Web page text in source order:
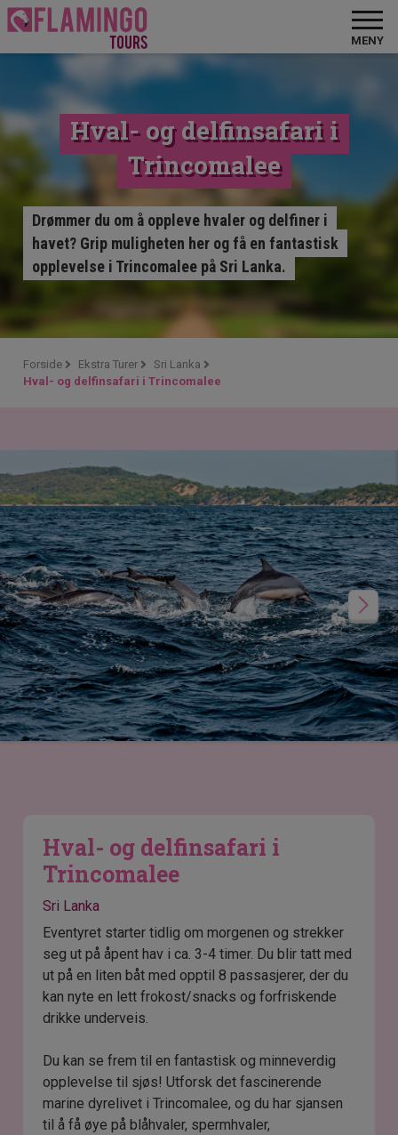
MENY
Hval- og delfinsafari i
Trincomalee
Drømmer du om å oppleve hvaler og delfiner i
havet? Grip muligheten her og få en fantastisk
opplevelse i Trincomalee på Sri Lanka.
Forside Ekstra Turer
Sri Lanka
Hval- og delfinsafari i Trincomalee
Hval- og delfinsafari i
Trincomalee
Sri Lanka
Eventyret starter tidlig om morgenen og strekker
seg ut på åpent hav i ca. 3-4 timer. Du blir tatt med
ut på en liten båt med opptil 8 passasjerer, der du
kan nyte en lett frokost/snacks og forfriskende
drikke underveis.
Du kan se frem til en fantastisk og minneverdig
opplevelse til sjøs! Utforsk det fascinerende
marine dyrelivet i Trincomalee, og du har sjansen
til å få øye på blåhvaler, spermhvaler,